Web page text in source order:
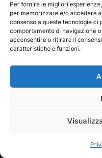
Per fornire le migliori
per memorizzare e/o accedere
consenso a queste tecnologie ci
comportamento di navigazione
acconsentire o ritirare il
caratteristiche e funzioni.